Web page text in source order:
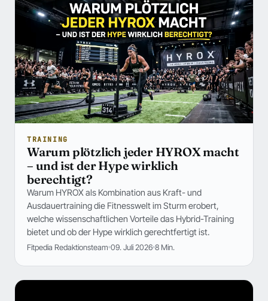
TRAINING
Warum plötzlich jeder HYROX macht
– und ist der Hype wirklich
berechtigt?
Warum HYROX als Kombination aus Kraft- und
Ausdauertraining die Fitnesswelt im Sturm erobert,
welche wissenschaftlichen Vorteile das Hybrid-Training
bietet und ob der Hype wirklich gerechtfertigt ist.
Fitpedia Redaktionsteam 09. Juli 2026 8 Min.